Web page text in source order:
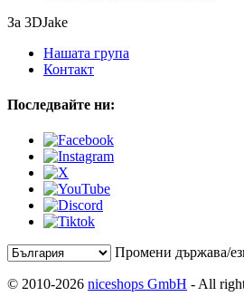
За 3DJake
Нашата група
Контакт
Последвайте ни:
Промени държава/
© 2010-2026 niceshops GmbH - All